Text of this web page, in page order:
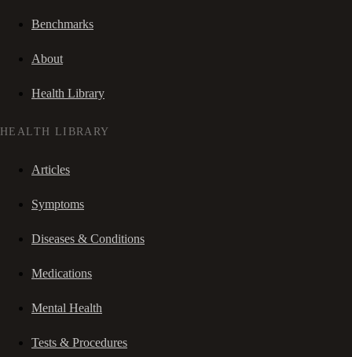
Benchmarks
About
Health Library
HEALTH LIBRARY
Articles
Symptoms
Diseases & Conditions
Medications
Mental Health
Tests & Procedures